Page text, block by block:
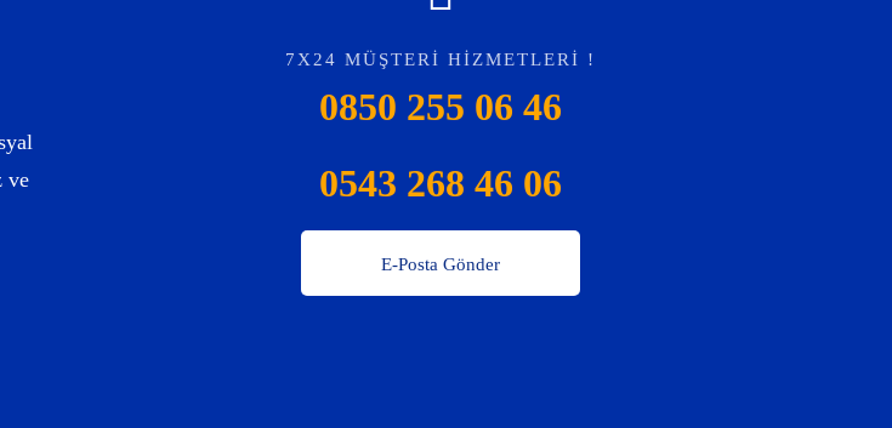
ve
7X24 MÜŞTERI HIZMETLERI !
0850 255 06 46
0543 268 46 06
E-Posta Gönder